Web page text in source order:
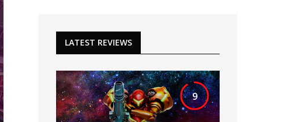
LATEST REVIEWS
9